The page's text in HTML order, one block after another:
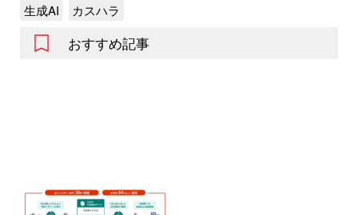
生成AI カスハラ
おすすめ記事